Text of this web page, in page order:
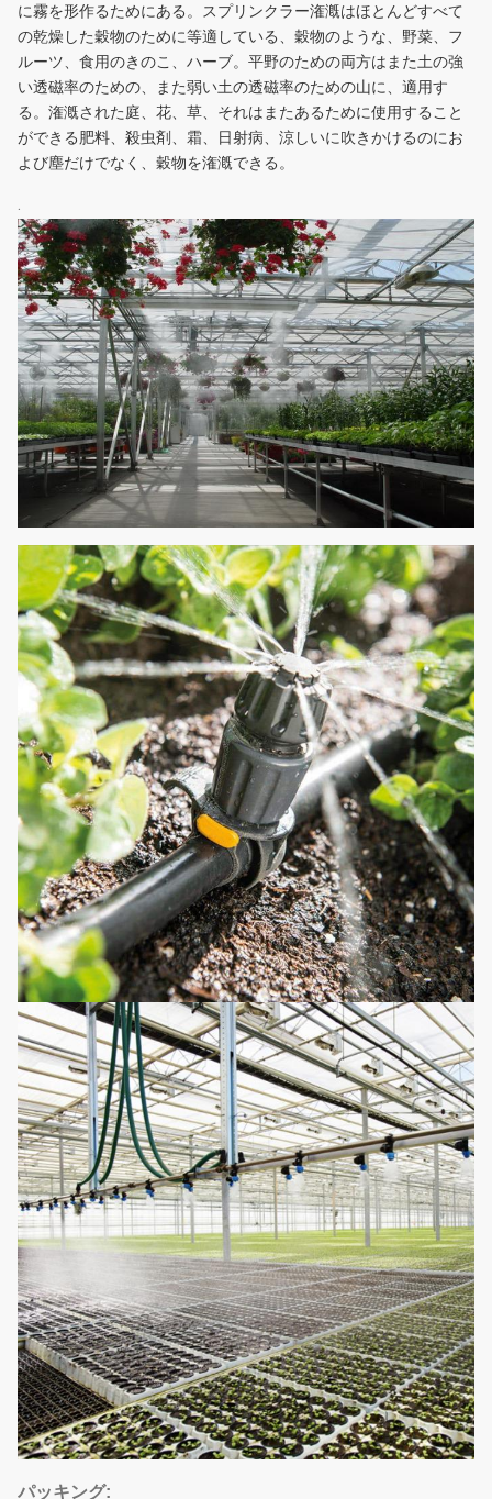
に霧を形作るためにある。スプリンクラー潅漑はほとんどすべて
の乾燥した穀物のために等適している、穀物のような、野菜、フ
ルーツ、食用のきのこ、ハーブ。平野のための両方はまた土の強
い透磁率のための、また弱い土の透磁率のための山に、適用す
る。潅漑された庭、花、草、それはまたあるために使用すること
ができる肥料、殺虫剤、霜、日射病、涼しいに吹きかけるのにお
よび塵だけでなく、穀物を潅漑できる。
.
パッキング: